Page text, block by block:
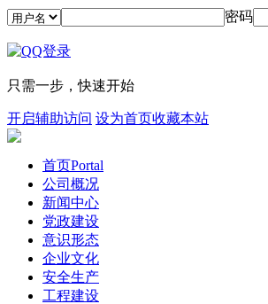
密码
只需一步，快速开始
开启辅助访问 设为首页收藏本站
首页Portal
公司概况
新闻中心
党政建设
意识形态
企业文化
安全生产
工程建设